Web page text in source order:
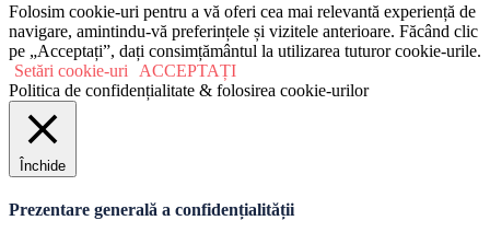
Folosim cookie-uri pentru a vă oferi cea mai relevantă experiență de
navigare, amintindu-vă preferințele și vizitele anterioare. Făcând clic
pe „Acceptați”, dați consimțământul la utilizarea tuturor cookie-urile.
Setări cookie-uri
ACCEPTAȚI
Politica de confidențialitate & folosirea cookie-urilor
Închide
Prezentare generală a confidențialității